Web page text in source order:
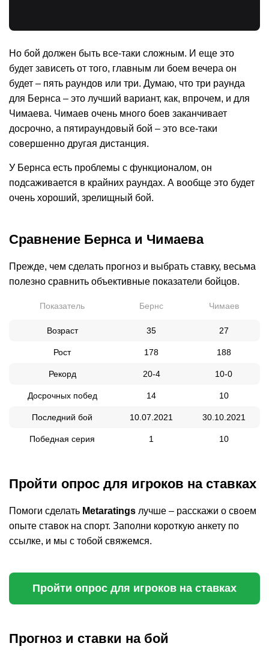
Но бой должен быть все-таки сложным. И еще это
будет зависеть от того, главным ли боем вечера он
будет – пять раундов или три. Думаю, что три раунда
для Бернса – это лучший вариант, как, впрочем, и для
Чимаева. Чимаев очень много боев заканчивает
досрочно, а пятираундовый бой – это все-таки
совершенно другая дистанция.
У Бернса есть проблемы с функционалом, он
подсаживается в крайних раундах. А вообще это будет
очень хороший, зрелищный бой.
Сравнение Бернса и Чимаева
Прежде, чем сделать прогноз и выбрать ставку, весьма
полезно сравнить объективные показатели бойцов.
Показатель Бернс Чимаев
Возраст 35 27
Рост 178 188
Рекорд 20-4 10-0
Досрочных побед 14 10
Последний бой 10.07.2021 30.10.2021
Победная серия 1 10
Пройти опрос для игроков на ставках
Помоги сделать Metaratings лучше – расскажи о своем
опыте ставок на спорт. Заполни короткую анкету по
ссылке, и мы с тобой свяжемся.
Пройти опрос для игроков на ставках
Прогноз и ставки на бой